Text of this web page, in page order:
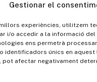
Gestionar el
experiències, utilitzem
i/o accedir a la informació
ens permetrà
identificadors únics en
pot afectar negativament